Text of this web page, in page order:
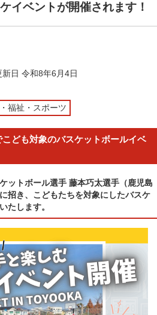
イベントが開催されます！
日 令和8年6月4日
福祉・スポーツ
ども対象のバスケットボールイベ
ットボール選手 藤本巧太選手（鹿児島
招き、こどもたちを対象にしたバスケ
たします。